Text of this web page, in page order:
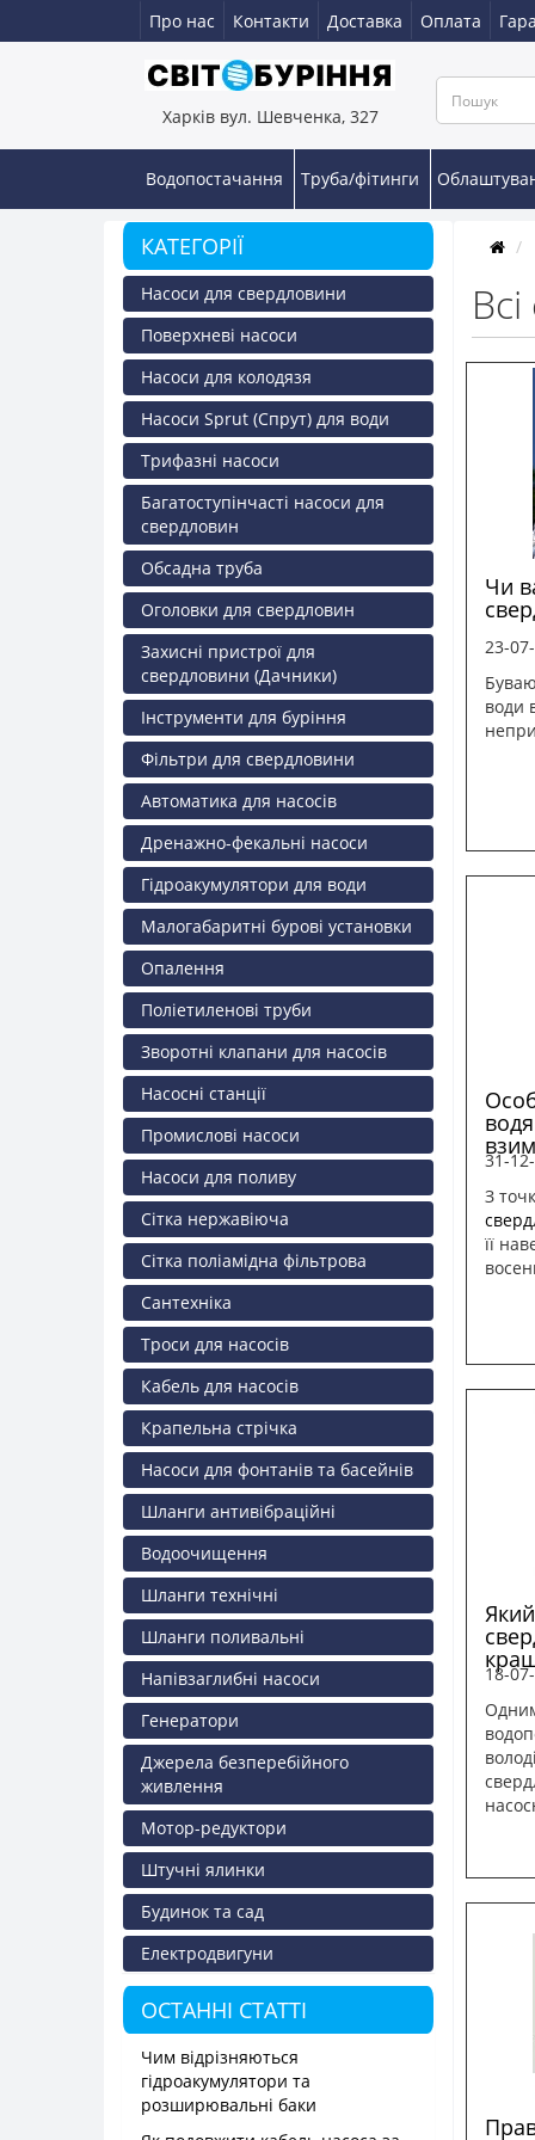
Про нас Контакти Доставка Оплата
Харків вул. Шевченка, 327
Водопостачання Труба/фітинги
КАТЕГОРІЇ
Насоси для свердловини
Поверхневі насоси
Насоси для колодязя
Насоси Sprut (Спрут) для води
Трифазні насоси
Багатоступінчасті насоси для
свердловин
Обсадна труба
Оголовки для свердловин
Захисні пристрої для
свердловини (Дачники)
Інструменти для буріння
Фільтри для свердловини
Автоматика для насосів
Дренажно-фекальні насоси
Гідроакумулятори для води
Малогабаритні бурові установки
Опалення
Поліетиленові труби
Зворотні клапани для насосів
Насосні станції
Промислові насоси
Насоси для поливу
Сітка нержавіюча
Сітка поліамідна фільтрова
Сантехніка
Троси для насосів
Кабель для насосів
Крапельна стрічка
Насоси для фонтанів та басейнів
Шланги антивібраційні
Водоочищення
Шланги технічні
Шланги поливальні
Напівзаглибні насоси
Генератори
Джерела безперебійного
живлення
Мотор-редуктори
Штучні ялинки
Будинок та сад
Електродвигуни
ОСТАННІ СТАТТІ
Чим відрізняються
гідроакумулятори та
розширювальні баки
Всі
Чи
23-
води
31-
З
її
18-